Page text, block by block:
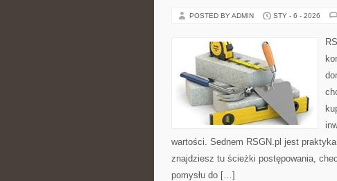
POSTED BY ADMIN STY - 6 - 2026
wartości. Sednem RSGN.pl jest
znajdziesz tu ścieżki postępowania,
pomysłu do […]